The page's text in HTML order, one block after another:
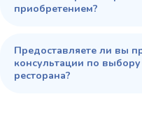
приобретением?
Предоставляете ли вы
консультации по
ресторана?